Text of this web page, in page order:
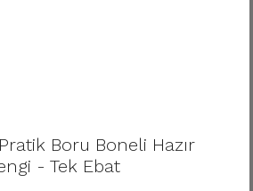
Boru Boneli Hazır
- Tek Ebat